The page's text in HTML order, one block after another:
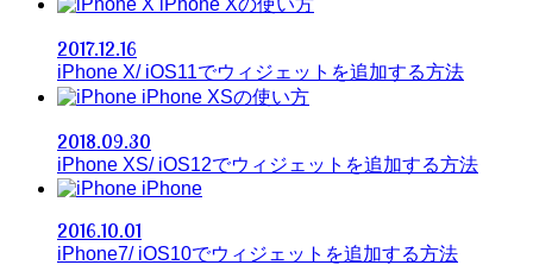
iPhone Xの使い方
2017.12.16
iPhone X/ iOS11でウィジェットを追加する方法
iPhone XSの使い方
2018.09.30
iPhone XS/ iOS12でウィジェットを追加する方法
iPhone
2016.10.01
iPhone7/ iOS10でウィジェットを追加する方法